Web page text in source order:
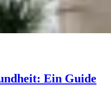
Ein Guide